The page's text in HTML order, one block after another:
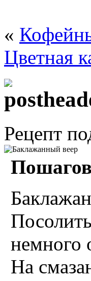
«
Цветная
Рецепт
немного
На